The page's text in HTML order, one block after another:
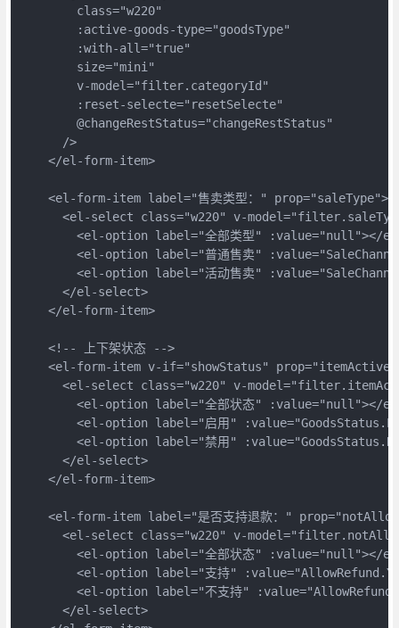
        class="w220"
        :active-goods-type="goodsType"
        :with-all="true"
        size="mini"
        v-model="filter.categoryId"
        :reset-selecte="resetSelecte"
        @changeRestStatus="changeRestStatus"
      />
    </el-form-item>
    <el-form-item label="售卖类型：" prop="saleType">
<el-select class="w220" v-
<el-option label="全部类型" :value="null"></
<el-option label="普通售卖"
<el-option label="活动售卖"
      </el-select>
    </el-form-item>
    <!-- 上下架状态 -->
<el-form-item v-if="showStatus"
<el-select class="w220" v-
<el-option label="全部状态" :value="null"></
<el-option label="启用"
<el-option label="禁用"
      </el-select>
    </el-form-item>
<el-form-item label="是否支持退款："
<el-select class="w220" v-
<el-option label="全部状态" :value="null"></
<el-option label="支持"
<el-option label="不支持"
      </el-select>